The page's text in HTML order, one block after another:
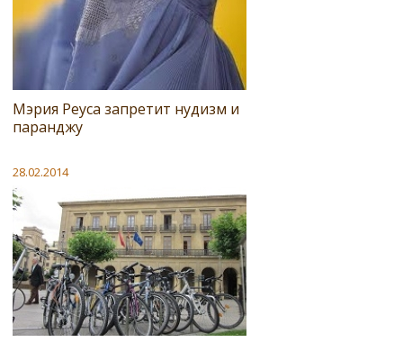
Мэрия Реуса запретит нудизм и
паранджу
28.02.2014